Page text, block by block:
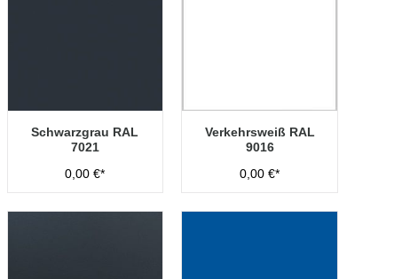
Schwarzgrau RAL
7021
0,00 €*
Verkehrsweiß RAL
9016
0,00 €*